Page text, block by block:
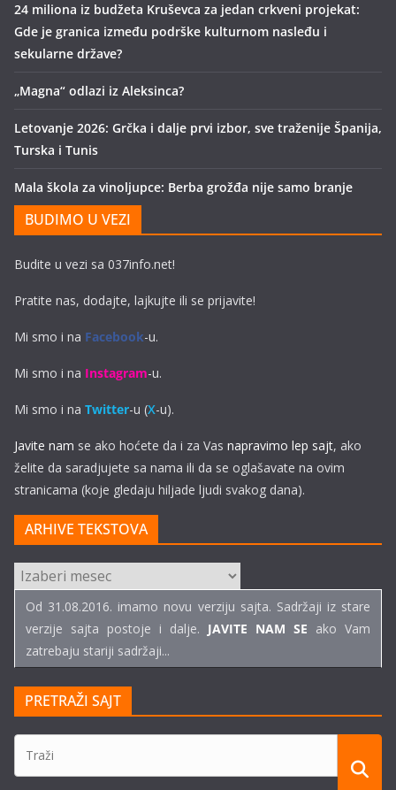
24 miliona iz budžeta Kruševca za jedan crkveni projekat:
Gde je granica između podrške kulturnom nasleđu i
sekularne države?
„Magna“ odlazi iz Aleksinca?
Letovanje 2026: Grčka i dalje prvi izbor, sve traženije Španija,
Turska i Tunis
Mala škola za vinoljupce: Berba grožđa nije samo branje
BUDIMO U VEZI
Budite u vezi sa 037info.net!
Pratite nas, dodajte, lajkujte ili se prijavite!
Mi smo i na Facebook-u.
Mi smo i na Instagram-u.
Mi smo i na Twitter-u (X-u).
Javite nam se ako hoćete da i za Vas napravimo lep sajt, ako
želite da saradjujete sa nama ili da se oglašavate na ovim
stranicama (koje gledaju hiljade ljudi svakog dana).
ARHIVE TEKSTOVA
ARHIVE
TEKSTOVA
Od 31.08.2016. imamo novu verziju sajta. Sadržaji iz stare
verzije sajta postoje i dalje. JAVITE NAM SE ako Vam
zatrebaju stariji sadržaji...
PRETRAŽI SAJT